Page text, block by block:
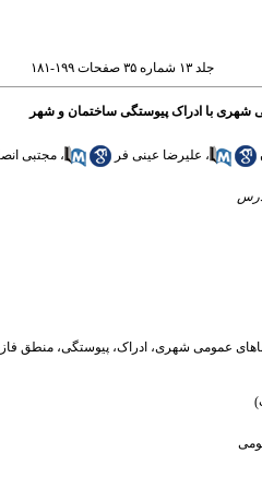
جلد ۱۳ شماره ۳۵ صفحات ۱۹۹-۱۸۱
با ادراک پیوستگی ساختمان و شهر
، علیرضا عینی فر ، مجتبی
عمومی شهری، ادراک، پیوستگی، منطق